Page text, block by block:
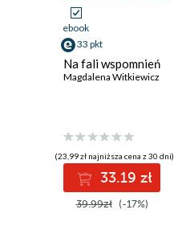
ebook
33 pkt
Na fali wspomnień
Magdalena Witkiewicz
(23,99 zł najniższa cena z 30 dni)
33.19 zł
39.99zł (-17%)